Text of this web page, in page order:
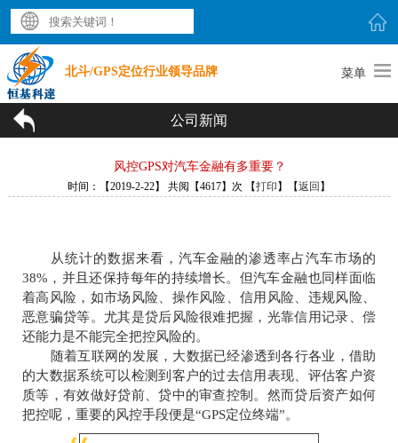
北斗/GPS定位行业领导品牌 菜单
公司新闻
风控GPS对汽车金融有多重要？
时间：【2019-2-22】 共阅【4617】次 【打印 】【返回 】
从统计的数据来看，汽车金融的渗透率占汽车市场的
38%，并且还保持每年的持续增长。但汽车金融也同样面临
着高风险，如市场风险、操作风险、信用风险、违规风险、
恶意骗贷等。尤其是贷后风险很难把握，光靠信用记录、偿
还能力是不能完全把控风险的。
随着互联网的发展，大数据已经渗透到各行各业，借助
的大数据系统可以检测到客户的过去信用表现、评估客户资
质等，有效做好贷前、贷中的审查控制。然而贷后资产如何
把控呢，重要的风控手段便是“GPS定位终端”。